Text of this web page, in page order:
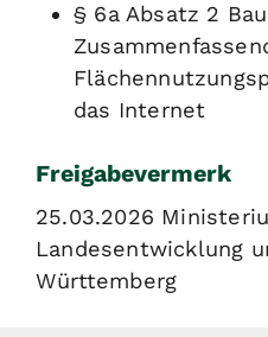
§ 6a Absatz 2
das Internet
Freigabevermerk
25.03.2026
Landesentwicklung
Württemberg